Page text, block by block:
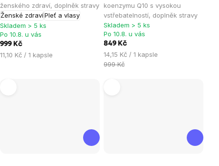
ženského zdraví, doplněk stravy
Ženské zdravíPleť a vlasy
4,9
z
5
hvězdiček.
Skladem > 5 ks
Po 10.8. u vás
999 Kč
Měrná
11,10 Kč / 1 kapsle
koenzymu Q10 s vysokou
vstřebatelností, doplněk stravy
4,9
z
5
hvězdiček.
Skladem > 5 ks
Po 10.8. u vás
849 Kč
Měrná
cena:
14,15 Kč / 1 kapsle
999 Kč